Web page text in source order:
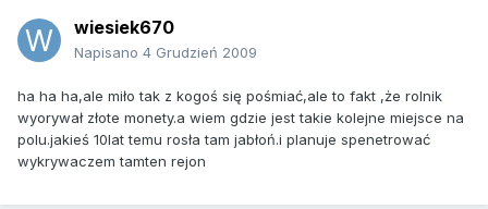
wiesiek670
Napisano 4 Grudzień 2009
ha ha ha,ale miło tak z kogoś się pośmiać,ale to fakt ,że rolnik
wyorywał złote monety.a wiem gdzie jest takie kolejne miejsce na
polu.jakieś 10lat temu rosła tam jabłoń.i planuje spenetrować
wykrywaczem tamten rejon